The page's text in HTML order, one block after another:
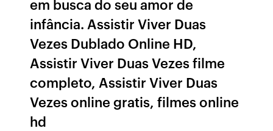
em busca do seu amor de
infância. Assistir Viver Duas
Vezes Dublado Online HD,
Assistir Viver Duas Vezes filme
completo, Assistir Viver Duas
Vezes online gratis, filmes online
hd